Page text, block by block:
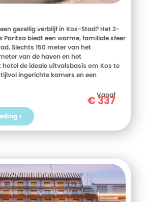
gezellig verblijf in Kos-Stad? Het 2-
biedt een warme, familiale sfeer
Slechts 150 meter van het
van de haven en het
de ideale uitvalsbasis om Kos te
ingerichte kamers en een
In de directe omgeving vind je diverse
winkels, perfect voor een avondje uit. Of
aan het strand of de historische
van Kos wilt ontdekken, alles is
voor een onvergetelijke vakantie?
Vanaf
€337
>